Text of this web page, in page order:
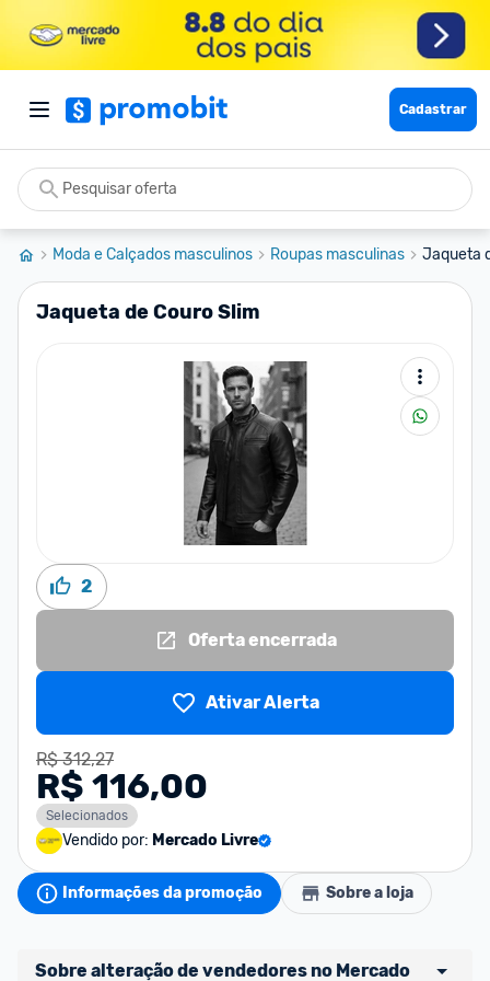
Cadastrar
Moda e Calçados masculinos Roupas masculinas Jaqueta
Jaqueta de Couro Slim
2
Oferta encerrada
Ativar Alerta
R$ 312,27
R$ 116,00
Selecionados
Vendido por: Mercado Livre
Informações da promoção Sobre a loja
Sobre alteração de vendedores no Mercado